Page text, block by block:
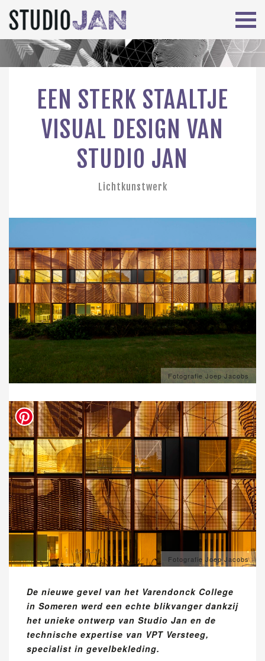
EEN STERK STAALTJE
VISUAL DESIGN VAN
STUDIO JAN
Lichtkunstwerk
Fotografie Joep Jacobs
Fotografie Joep Jacobs
De nieuwe gevel van het Varendonck College
in Someren werd een echte blikvanger dankzij
het unieke ontwerp van Studio Jan en de
technische expertise van VPT Versteeg,
specialist in gevelbekleding.